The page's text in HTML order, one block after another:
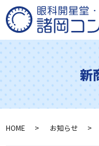
新
HOME お知らせ